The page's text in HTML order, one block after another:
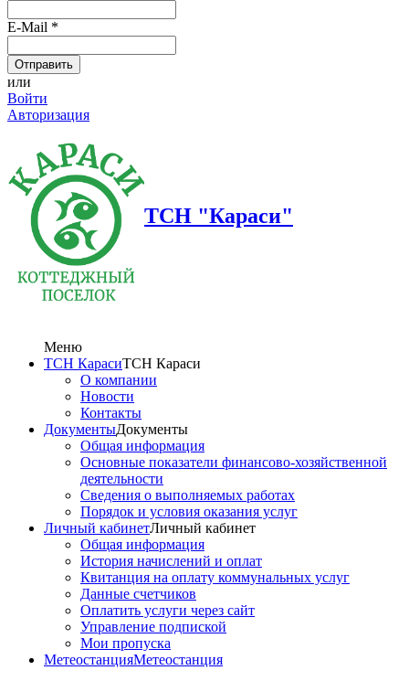
E-Mail *
или
Войти
Авторизация
ТСН "Караси"
Меню
ТСН КарасиТСН Караси
О компании
Новости
Контакты
ДокументыДокументы
Общая информация
Основные показатели финансово-хозяйственной
деятельности
Сведения о выполняемых работах
Порядок и условия оказания услуг
Личный кабинетЛичный кабинет
Общая информация
История начислений и оплат
Квитанция на оплату коммунальных услуг
Данные счетчиков
Оплатить услуги через сайт
Управление подпиской
Мои пропуска
МетеостанцияМетеостанция